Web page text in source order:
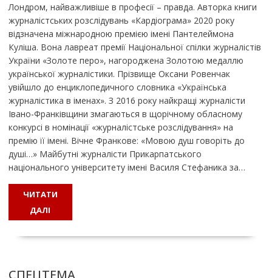
Лондром, найважливіше в професії – правда. Авторка книги
журналістських розслідувань «Кардіограма» 2020 року
відзначена міжнародною премією імені Пантелеймона
Куліша. Вона лавреат премії Національної спілки журналістів
України «Золоте перо», нагороджена Золотою медаллю
української журналістики. Прізвище Оксани Ровенчак
увійшло до енциклопедичного словника «Українська
журналістика в іменах». З 2016 року найкращі журналісти
Івано-Франківщини змагаються в щорічному обласному
конкурсі в номінації «журналістське розслідування» на
премію її імені. Вічне Франкове: «Мовою душ говоріть до
душі…» Майбутні журналісти Прикарпатського
національного університету імені Василя Стефаника за…
ЧИТАТИ
ДАЛІ
СПЕЦТЕМА